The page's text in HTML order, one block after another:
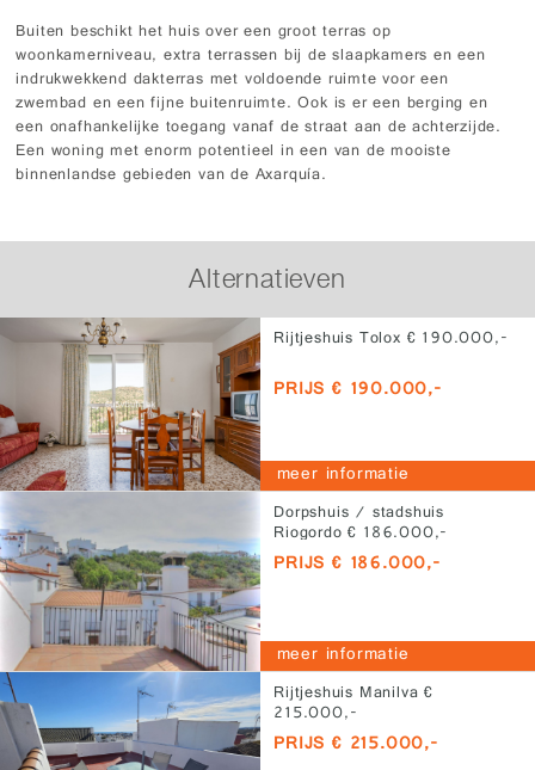
Buiten beschikt het huis over een groot terras op
woonkamerniveau, extra terrassen bij de slaapkamers en een
indrukwekkend dakterras met voldoende ruimte voor een
zwembad en een fijne buitenruimte. Ook is er een berging en
een onafhankelijke toegang vanaf de straat aan de achterzijde.
Een woning met enorm potentieel in een van de mooiste
binnenlandse gebieden van de Axarquía.
Alternatieven
Rijtjeshuis Tolox € 190.000,-
PRIJS € 190.000,-
meer informatie
Dorpshuis / stadshuis
Riogordo € 186.000,-
PRIJS € 186.000,-
meer informatie
Rijtjeshuis Manilva €
215.000,-
PRIJS € 215.000,-